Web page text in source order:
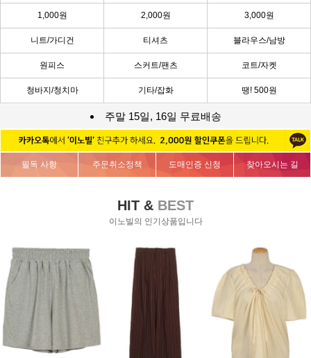
1,000원 2,000원 3,000원
니트/가디건 티셔츠 블라우스/남방
원피스 스커트/팬츠 코트/자켓
청바지/청치마 기타/잡화 땡! 500원
주말 15일, 16일 무료배송
필독 사항 주문취소정책 도매인증 신청 찾아오시는 길
HIT & BEST
이노빌의 인기상품입니다